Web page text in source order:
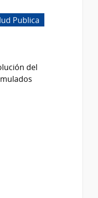
Publica
del